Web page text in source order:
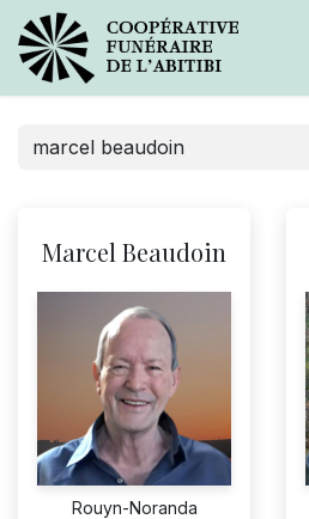
Marcel Beaudoin
Rouyn-Noranda